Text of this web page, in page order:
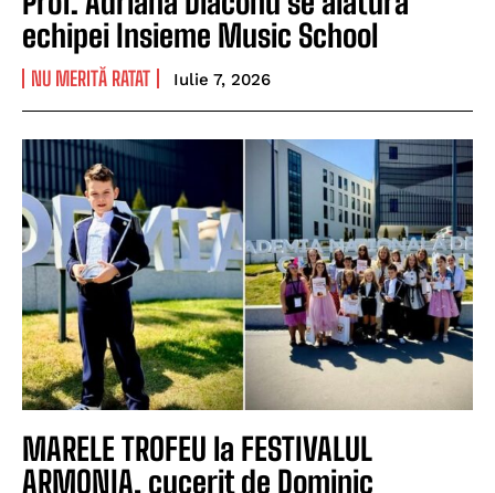
echipei Insieme Music School
NU MERITĂ RATAT Iulie 7, 2026
MARELE TROFEU la FESTIVALUL
ARMONIA, cucerit de Dominic